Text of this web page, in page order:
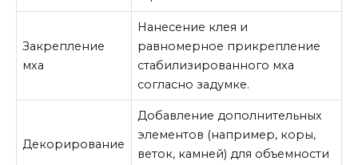
Закрепление
мха
Нанесение клея и
равномерное прикрепление
стабилизированного мха
согласно задумке.
Декорирование
Добавление дополнительных
элементов (например, коры,
веток, камней) для объемности